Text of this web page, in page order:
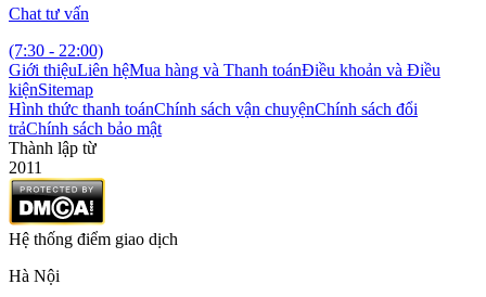
Chat tư vấn
(7:30 - 22:00)
Giới thiệuLiên hệMua hàng và Thanh toánĐiều khoản và Điều
kiệnSitemap
Hình thức thanh toánChính sách vận chuyệnChính sách đổi
trảChính sách bảo mật
Thành lập từ
2011
Hệ thống điểm giao dịch
Hà Nội